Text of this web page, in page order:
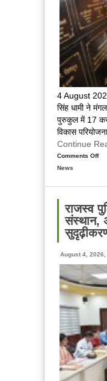
के
पर
हुई
चर्चा
4 August
सिंह धामी ने
पुरुकुल में 17
विकास
Continue
Comments Offon
का
और
बोले
News
राजस्व
संस्थान,
August 4,